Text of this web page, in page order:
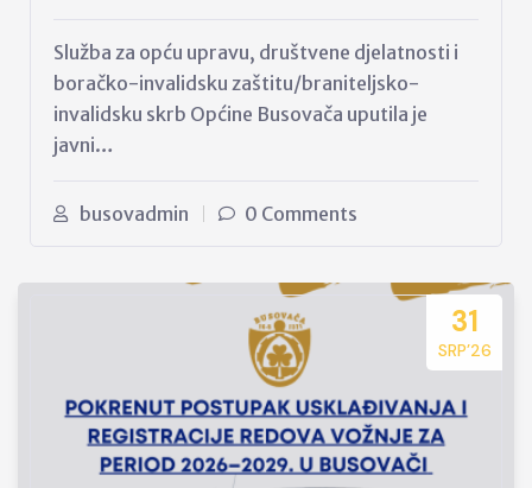
Služba za opću upravu, društvene djelatnosti i
boračko-invalidsku zaštitu/braniteljsko-
invalidsku skrb Općine Busovača uputila je
javni…
busovadmin 0 Comments
31
SRP’26